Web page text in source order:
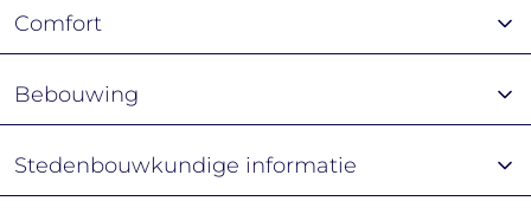
Comfort
Bebouwing
Stedenbouwkundige informatie